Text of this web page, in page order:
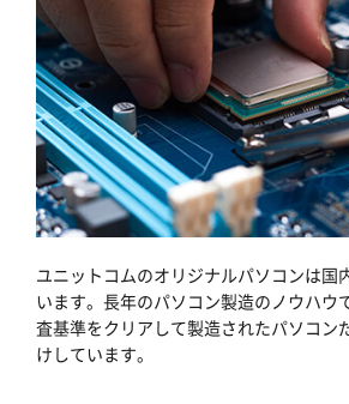
ユニットコムのオリジナルパソコンは国
います。長年のパソコン製造のノウハウ
査基準をクリアして製造されたパソコン
けしています。